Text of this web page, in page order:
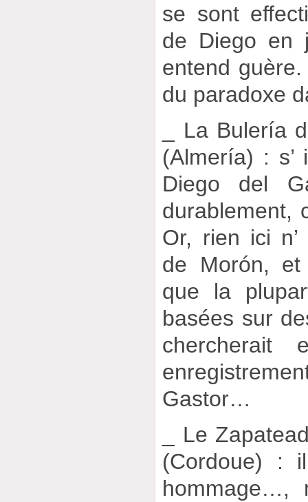
se sont
de Diego en
entend
du paradoxe
_ La Bulería
(Almería) :
Diego del
durablement,
Or, rien ici
de Morón, et
que la
basées sur
Gastor…
_ Le
(Cordoue) :
hommage…,